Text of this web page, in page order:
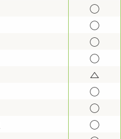
◯
◯
◯
◯
△
◯
◯
◯